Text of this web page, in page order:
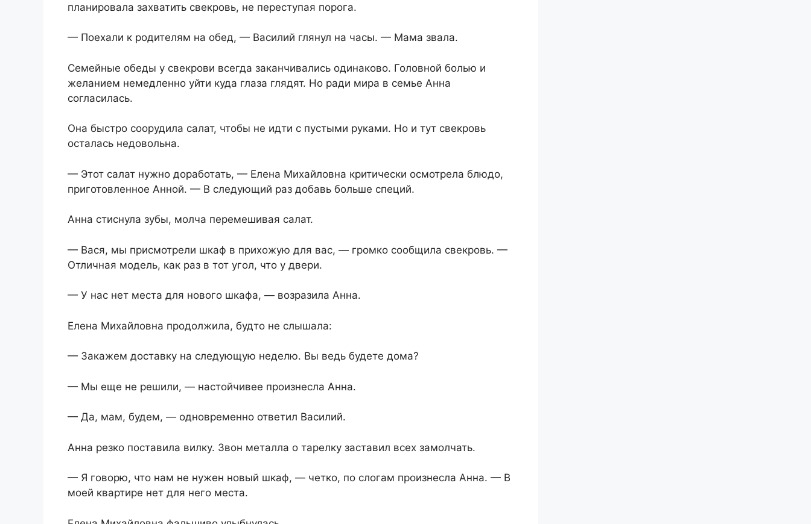
планировала захватить свекровь, не переступая порога.
— Поехали к родителям на обед, — Василий глянул на часы. — Мама звала.
Семейные обеды у свекрови всегда заканчивались одинаково. Головной болью и
желанием немедленно уйти куда глаза глядят. Но ради мира в семье Анна
согласилась.
Она быстро соорудила салат, чтобы не идти с пустыми руками. Но и тут свекровь
осталась недовольна.
— Этот салат нужно доработать, — Елена Михайловна критически осмотрела блюдо,
приготовленное Анной. — В следующий раз добавь больше специй.
Анна стиснула зубы, молча перемешивая салат.
— Вася, мы присмотрели шкаф в прихожую для вас, — громко сообщила свекровь. —
Отличная модель, как раз в тот угол, что у двери.
— У нас нет места для нового шкафа, — возразила Анна.
Елена Михайловна продолжила, будто не слышала:
— Закажем доставку на следующую неделю. Вы ведь будете дома?
— Мы еще не решили, — настойчивее произнесла Анна.
— Да, мам, будем, — одновременно ответил Василий.
Анна резко поставила вилку. Звон металла о тарелку заставил всех замолчать.
— Я говорю, что нам не нужен новый шкаф, — четко, по слогам произнесла Анна. — В
моей квартире нет для него места.